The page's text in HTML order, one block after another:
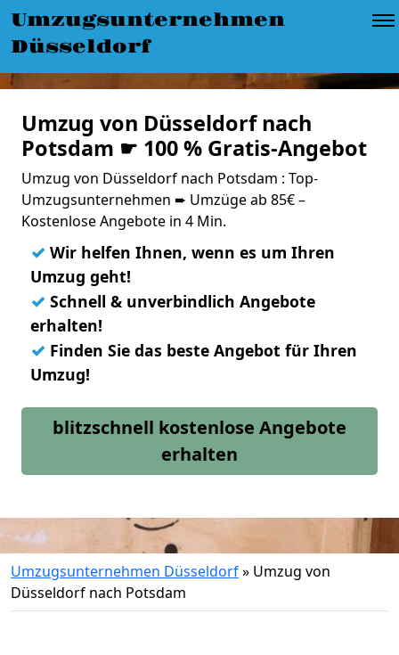
Umzugsunternehmen
Düsseldorf
Umzug von Düsseldorf nach
Potsdam ☛ 100 % Gratis-Angebot
Umzug von Düsseldorf nach Potsdam : Top-
Umzugsunternehmen ➨ Umzüge ab 85€ –
Kostenlose Angebote in 4 Min.
✓ Wir helfen Ihnen, wenn es um Ihren
Umzug geht!
✓ Schnell & unverbindlich Angebote
erhalten!
✓ Finden Sie das beste Angebot für Ihren
Umzug!
blitzschnell kostenlose Angebote
erhalten
Umzugsunternehmen Düsseldorf» Umzug von
Düsseldorf nach Potsdam